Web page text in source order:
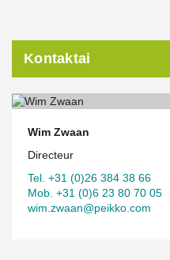
Kontaktai
Wim Zwaan
Directeur
Tel. +31 (0)26 384 38 66
Mob. +31 (0)6 23 80 70 05
wim.zwaan@peikko.com